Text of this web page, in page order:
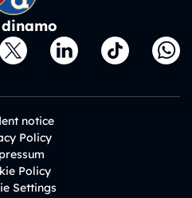
notice
Policy
Policy
Settings